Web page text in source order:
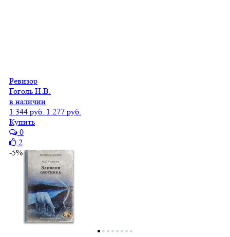
Ревизор
Гоголь Н.В.
в наличии
1 344 руб. 1 277 руб.
Купить
0
2
-5%